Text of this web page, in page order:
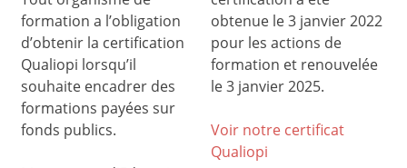
formation a l’obligation
d’obtenir la certification
Qualiopi lorsqu’il
souhaite encadrer des
formations payées sur
fonds publics.
obtenue le 3 janvier 2022
pour les actions de
formation et renouvelée
le 3 janvier 2025.
Voir notre certificat
Qualiopi